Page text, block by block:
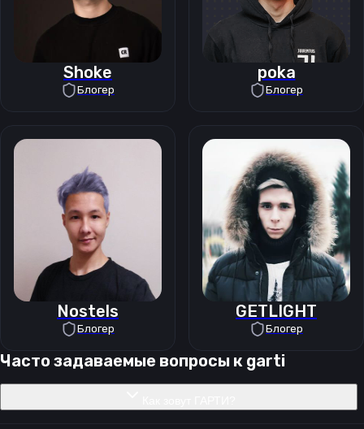
Shoke
Блогер
poka
Блогер
Nostels
Блогер
GETLIGHT
Блогер
Часто задаваемые вопросы к garti